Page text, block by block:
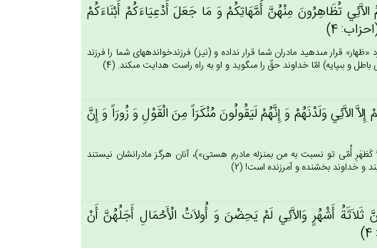
تُظَاهِرُون‌َ مِنْهُن‌َّ أُمَّهَاتِكُم‌ْ وَ مَا جَعَل‌َ أَدْعِيَاءَكُم‌ْ أَبْنَاءَكُم‌ْ
4)
قرار مى‏دهيد مادران شما قرار نداده و (نيز) فرزندخوانده‏هاى شما را فرزند
بى‏پايه) امّا خداوند حقّ را مى‏گويد و او به راه راست هدايت مى‏كند. (4)
الاَّئِي‌ وَلَدْنَهُم‌ْ وَ إِنَّهُم‌ْ لَيَقُولُون‌َ مُنْكَرَاً مِن‌َ الْقَوْل‌ِ وَ زُورَاً وَ إِن‌َّ
أُمّى تو نسبت به من بمنزله مادرم هستى»)، آنان هرگز مادرانشان نيستند
و خداوند بخشنده و آمرزنده است! (2)
أَشْهُرٍ وَالاَّئِي‌ لَم‌ْ يَحِضْن‌َ وَ أُولاَت‌ُ الْأَحْمَال‌ِ أَجَلُهُن‌َّ أَنْ‌